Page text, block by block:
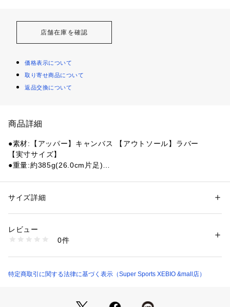
店舗在庫を確認
価格表示について
取り寄せ商品について
返品交換について
商品詳細
●素材:【アッパー】キャンバス 【アウトソール】ラバー
【実寸サイズ】
●重量:約385g(26.0cm片足)
●オールスターのディテールアレンジモデル。
【商品の購入にあたっての注意事項】
【こちらの商品について】
性別：レディース
商品番号：
10876557801 （ショップ）
サイズ詳細
レビュー
0件
特定商取引に関する法律に基づく表示（Super Sports XEBIO &mall店）